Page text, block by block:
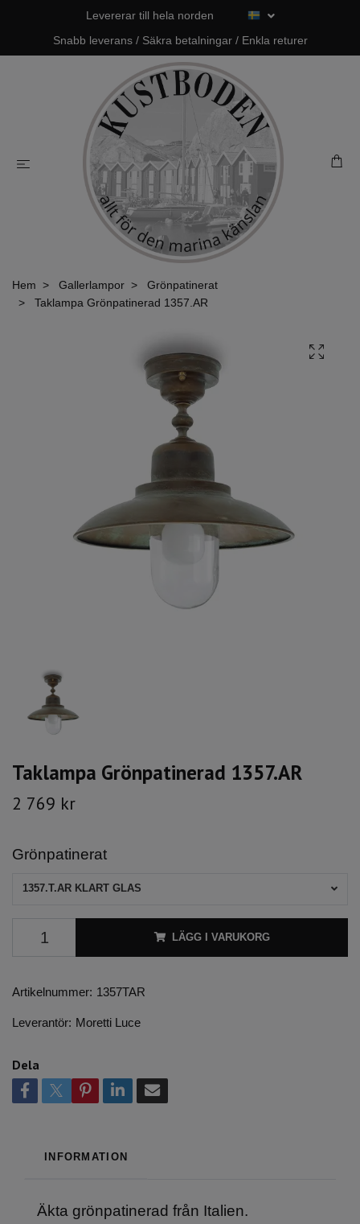
Levererar till hela norden
Snabb leverans / Säkra betalningar / Enkla returer
Hem Gallerlampor
Grönpatinerat
Taklampa Grönpatinerad 1357.AR
Taklampa Grönpatinerad 1357.AR
2 769 kr
Grönpatinerat
1357.T.AR KLART GLAS
LÄGG I VARUKORG
Artikelnummer: 1357TAR
Leverantör: Moretti Luce
Dela
INFORMATION
Äkta grönpatinerad från Italien.